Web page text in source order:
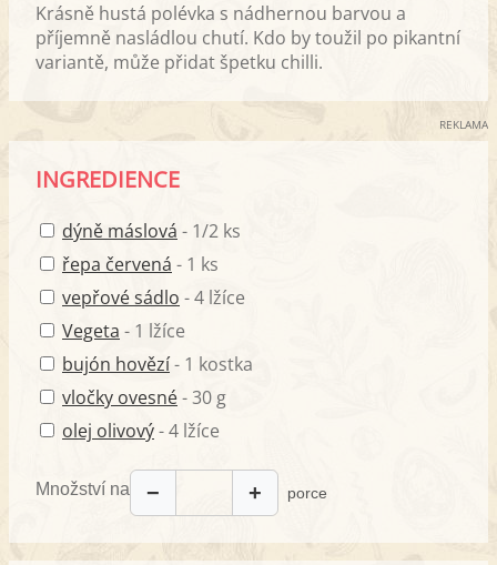
Krásně hustá polévka s nádhernou barvou a
příjemně nasládlou chutí. Kdo by toužil po pikantní
variantě, může přidat špetku chilli.
REKLAMA
INGREDIENCE
dýně máslová - 1/2 ks
řepa červená - 1 ks
vepřové sádlo - 4 lžíce
Vegeta - 1 lžíce
bujón hovězí- 1 kostka
vločky ovesné- 30 g
olej olivový- 4 lžíce
Množství na − + porce